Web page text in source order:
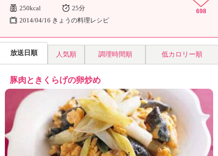
250kcal
25分
2014/04/16 きょうの料理レシピ
698
放送日順 人気順 調理時間順 低カロリー順
豚肉ときくらげの卵炒め